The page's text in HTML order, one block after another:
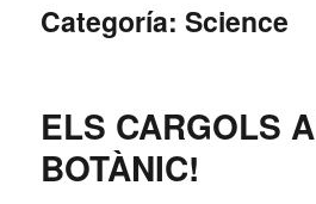
Categoría:Science
ELS CARGOLS
BOTÀNIC!